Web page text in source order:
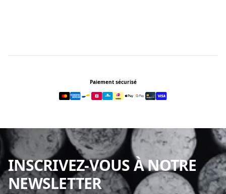
Paiement sécurisé
INSCRIVEZ-VOUS À NOTRE
NEWSLETTER